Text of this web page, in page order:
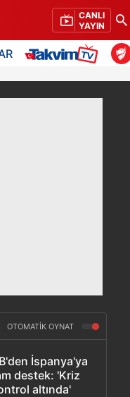
CANLI
YAYIN
OTOMATİK OYNAT
İspanya'ya
destek: 'Kriz
altında'